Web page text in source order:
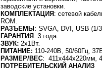
заводские установки.
КОМПЛЕКТАЦИЯ : сетевой
ROM.
РАЗЪЕМЫ : SVGA, DVI, USB (1/
ГАРАНТИЯ : 3 года.
ЗВУК: 2х1Вт.
ПИТАНИЕ: 110-240В, 50/60Гц,
РАЗМЕР/ВЕС: 411х444х220мм,
ПОТРЕБИТЕЛЬСКИЙ АНАЛИЗ